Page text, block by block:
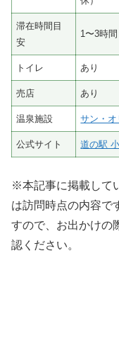
滞在時間目
安
1〜3時間
トイレ あり
売店 あり
温泉施設 サン・オ
公式サイト 道の駅
※本記事に掲載して
は訪問時点の内容で
すので、お出かけの
認ください。